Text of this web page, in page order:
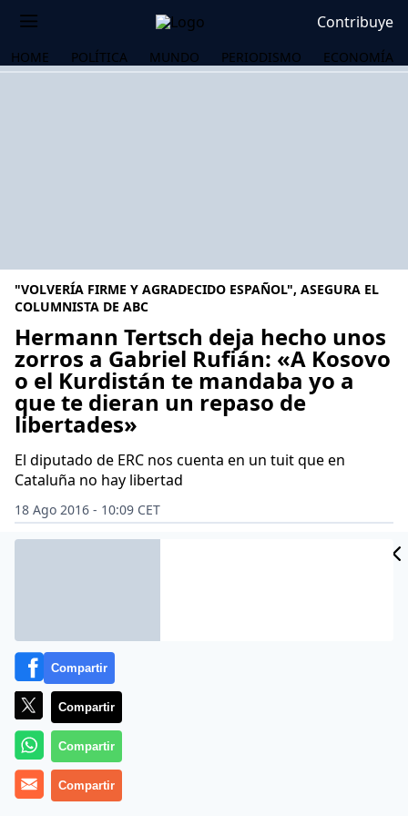
Contribuye
HOME POLÍTICA MUNDO PERIODISMO ECONOMÍA
"VOLVERÍA FIRME Y AGRADECIDO ESPAÑOL", ASEGURA EL
COLUMNISTA DE ABC
Hermann Tertsch deja hecho unos
zorros a Gabriel Rufián: «A Kosovo
o el Kurdistán te mandaba yo a
que te dieran un repaso de
libertades»
El diputado de ERC nos cuenta en un tuit que en
Cataluña no hay libertad
18 Ago 2016 - 10:09 CET
Archivado en: ARTURO PÉREZ-REVERTE CONGRESO DE LOS
Compartir
Compartir
Compartir
Compartir